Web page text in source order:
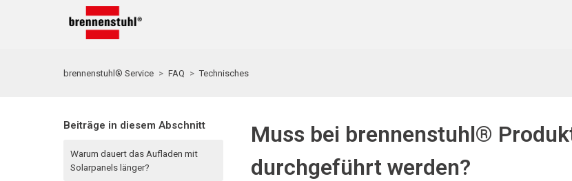
brennenstuhl® Service FAQ Technisches
Beiträge in diesem Abschnitt
Warum dauert das Aufladen mit
Solarpanels länger?
Muss bei brennenstuhl®
durchgeführt werden?